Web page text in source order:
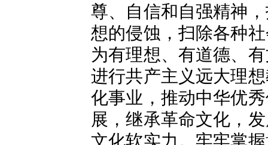
尊、自信和自强精神
想的侵蚀，扫除各种
为有理想、有道德、
进行共产主义远大理
化事业，推动中华优
展，继承革命文化，
文化软实力。牢牢掌